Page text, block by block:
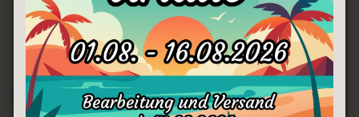
gemeinsam, die für dich passende Kappe.
Nach erfolgreicher Auswahl, kann dieses, unter dieser
Kategorie, von dir bestellt werden!
Sortieren nach
Sortieren nach 16 pro Seite
pro Seite